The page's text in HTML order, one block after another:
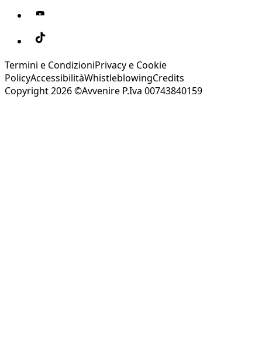
Termini e CondizioniPrivacy e Cookie
PolicyAccessibilitàWhistleblowingCredits
Copyright 2026 ©Avvenire P.Iva 00743840159